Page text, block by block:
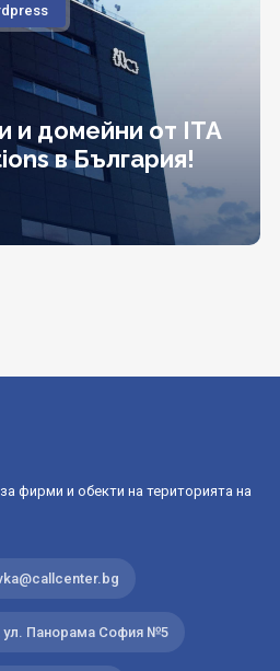
и домейни от ITA
в България!
фирми и обекти на територията на
ул. Панорама София №5